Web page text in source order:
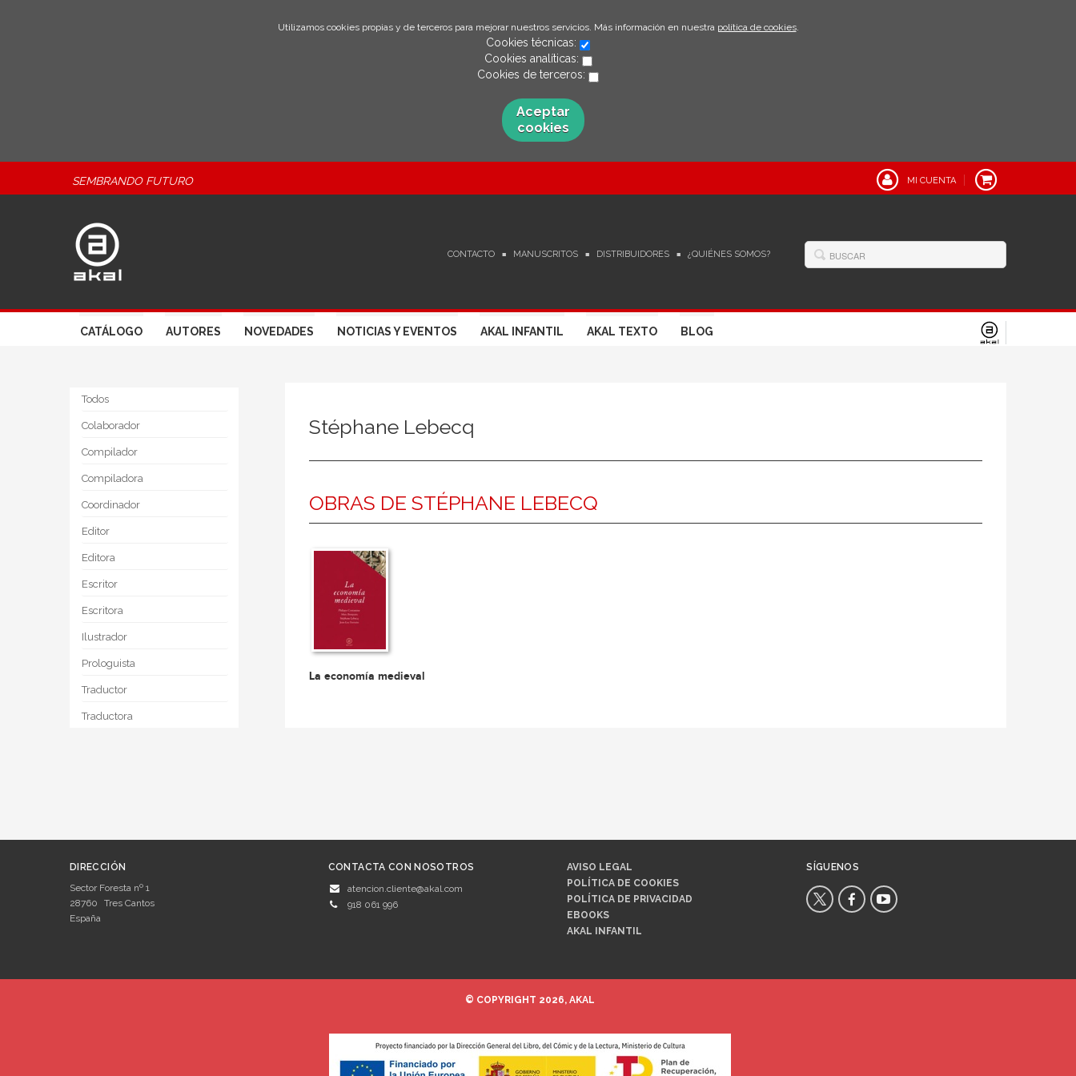
Utilizamos cookies propias y de terceros para mejorar nuestros servicios. Más información en nuestra política de cookies.
Cookies técnicas:
Cookies analíticas:
Cookies de terceros:
Aceptar
cookies
SEMBRANDO FUTURO MI CUENTA
CONTACTO MANUSCRITOS DISTRIBUIDORES ¿QUIÉNES SOMOS?
CATÁLOGO AUTORES NOVEDADES NOTICIAS Y EVENTOS AKAL INFANTIL AKAL TEXTO BLOG
Todos
Colaborador
Compilador
Compiladora
Coordinador
Editor
Editora
Escritor
Escritora
Ilustrador
Prologuista
Traductor
Traductora
Stéphane Lebecq
OBRAS DE STÉPHANE LEBECQ
La economía medieval
DIRECCIÓN
Sector Foresta nº 1
28760
Tres Cantos
España
CONTACTA CON NOSOTROS
atencion.cliente@akal.com
918 061 996
AVISO LEGAL
POLÍTICA DE COOKIES
POLÍTICA DE PRIVACIDAD
EBOOKS
AKAL INFANTIL
SÍGUENOS
© COPYRIGHT 2026, AKAL